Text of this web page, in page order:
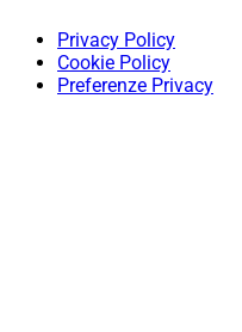
Privacy Policy
Cookie Policy
Preferenze Privacy